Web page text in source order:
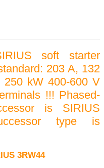
soft starter
203 A, 132
250 kW 400-600 V
!!! Phased-
is SIRIUS
type is
3RW44